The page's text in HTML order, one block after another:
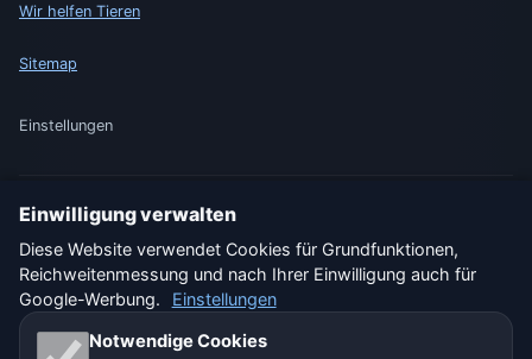
Wir helfen Tieren
Sitemap
Einstellungen
🇩🇪 Wetter Deutschland
🇨🇭 Wetter Schweiz
Unsere Wetterseiten:
Einwilligung verwalten
Diese Website verwendet Cookies für Grundfunktionen,
Reichweitenmessung und nach Ihrer Einwilligung auch für
Google-Werbung.
Einstellungen
Notwendige Cookies